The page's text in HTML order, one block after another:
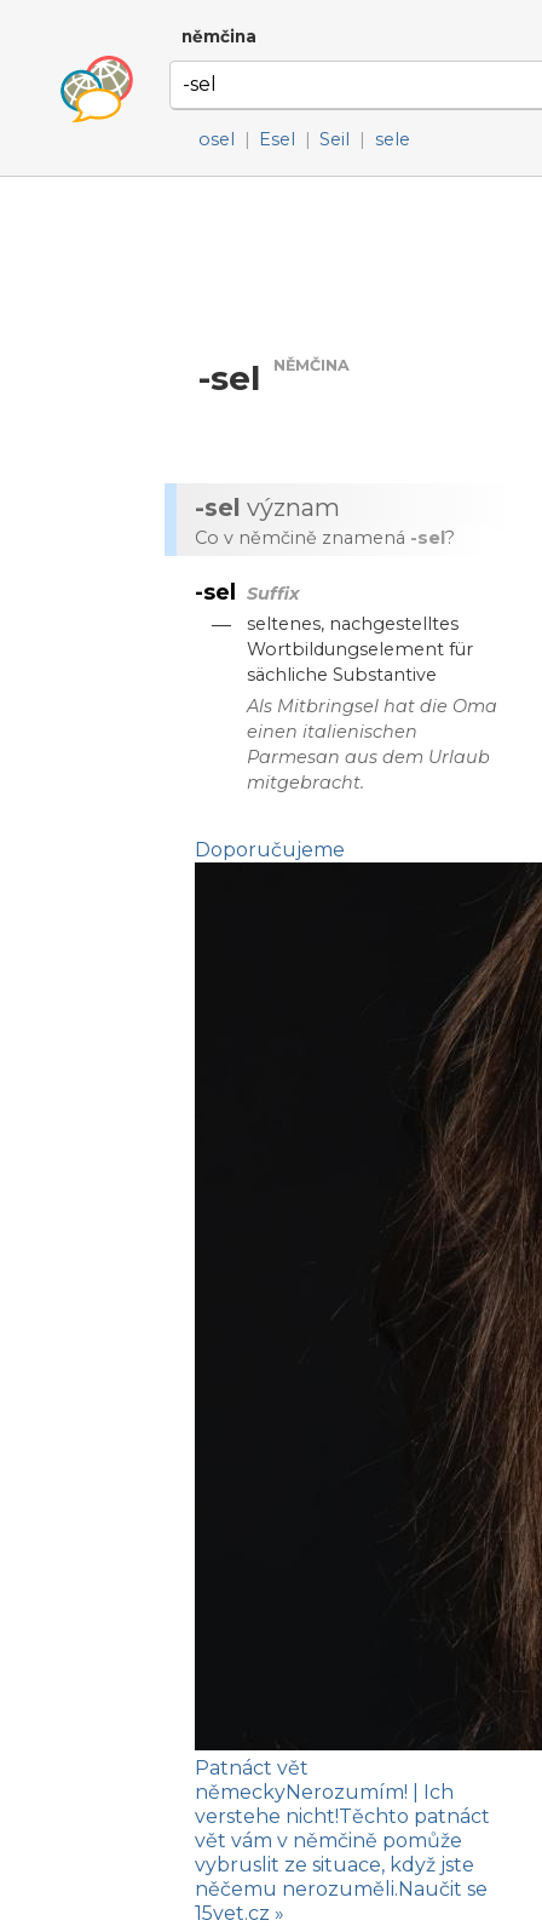
němčina
osel | Esel | Seil | sele
-sel NĚMČINA
-sel význam
Co v němčině znamená -sel?
-sel Suffix
—
seltenes, nachgestelltes
Wortbildungselement für
sächliche Substantive
Als Mitbringsel hat die Oma
einen italienischen
Parmesan aus dem Urlaub
mitgebracht.
Doporučujeme
Patnáct vět
německyNerozumím!
| Ich
verstehe nicht!Těchto patnáct
vět vám v němčině pomůže
vybruslit ze situace, když jste
něčemu nerozuměli.Naučit se
15vet.cz »